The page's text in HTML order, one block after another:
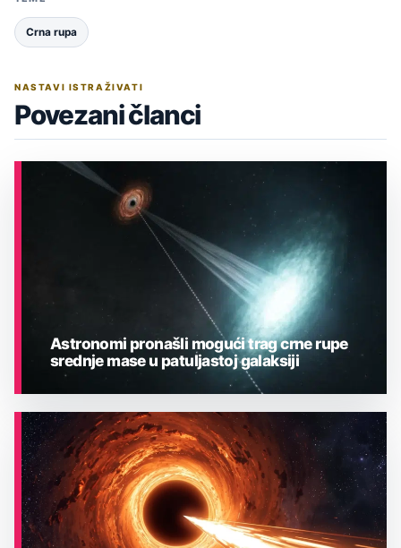
Crna rupa
NASTAVI ISTRAŽIVATI
Povezani članci
ASTRONOMIJA
Astronomi pronašli mogući trag crne rupe
srednje mase u patuljastoj galaksiji